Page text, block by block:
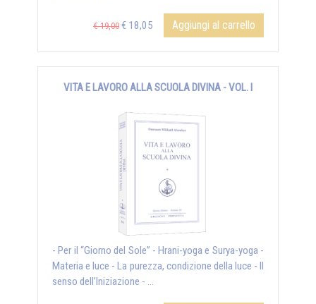
€ 19,00 € 18,05 Aggiungi al carrello
VITA E LAVORO ALLA SCUOLA DIVINA - VOL. I
- Per il “Giorno del Sole” - Hrani-yoga e Surya-yoga -
Materia e luce - La purezza, condizione della luce - Il
senso dell’Iniziazione - ...